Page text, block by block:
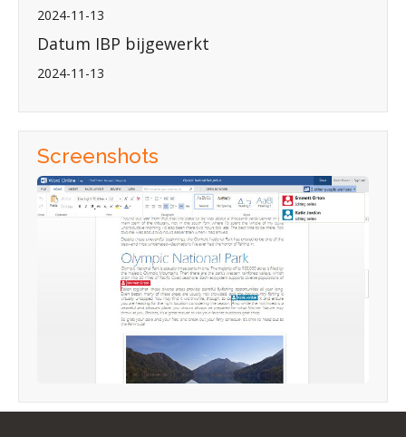
2024-11-13
Datum IBP bijgewerkt
2024-11-13
Screenshots